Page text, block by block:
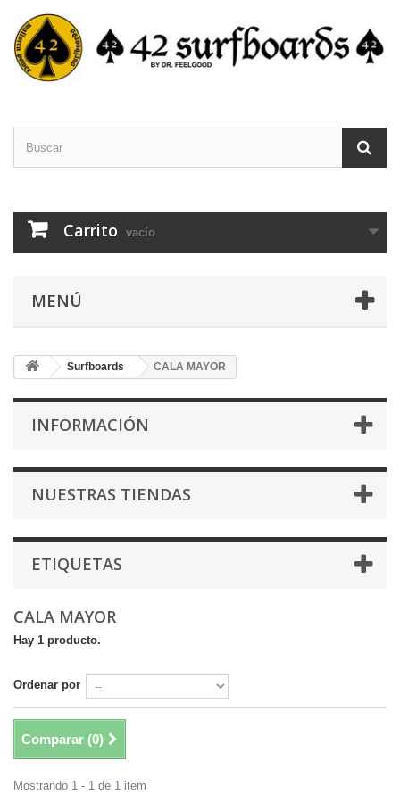
Carrito vacío
MENÚ
Surfboards CALA MAYOR
INFORMACIÓN
NUESTRAS TIENDAS
ETIQUETAS
CALA MAYOR
Hay 1 producto.
Ordenar por
Comparar (0)
Mostrando 1 - 1 de 1 item